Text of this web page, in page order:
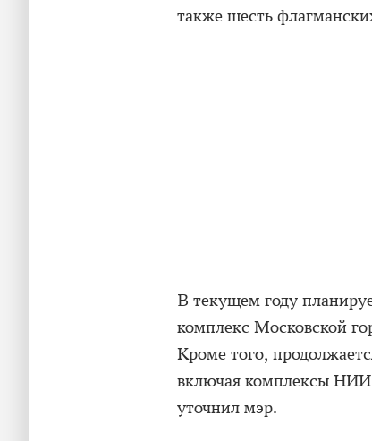
также шесть
В текущем году
комплекс Московской
Кроме того,
включая комплексы
уточнил мэр.